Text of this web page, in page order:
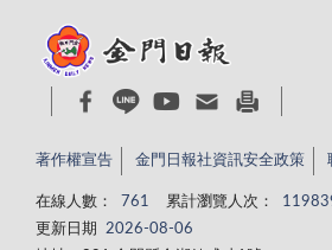
著作權宣告 金門日報社資訊安全政策
在線人數： 761 累計瀏覽人次：
更新日期
2026-08-06